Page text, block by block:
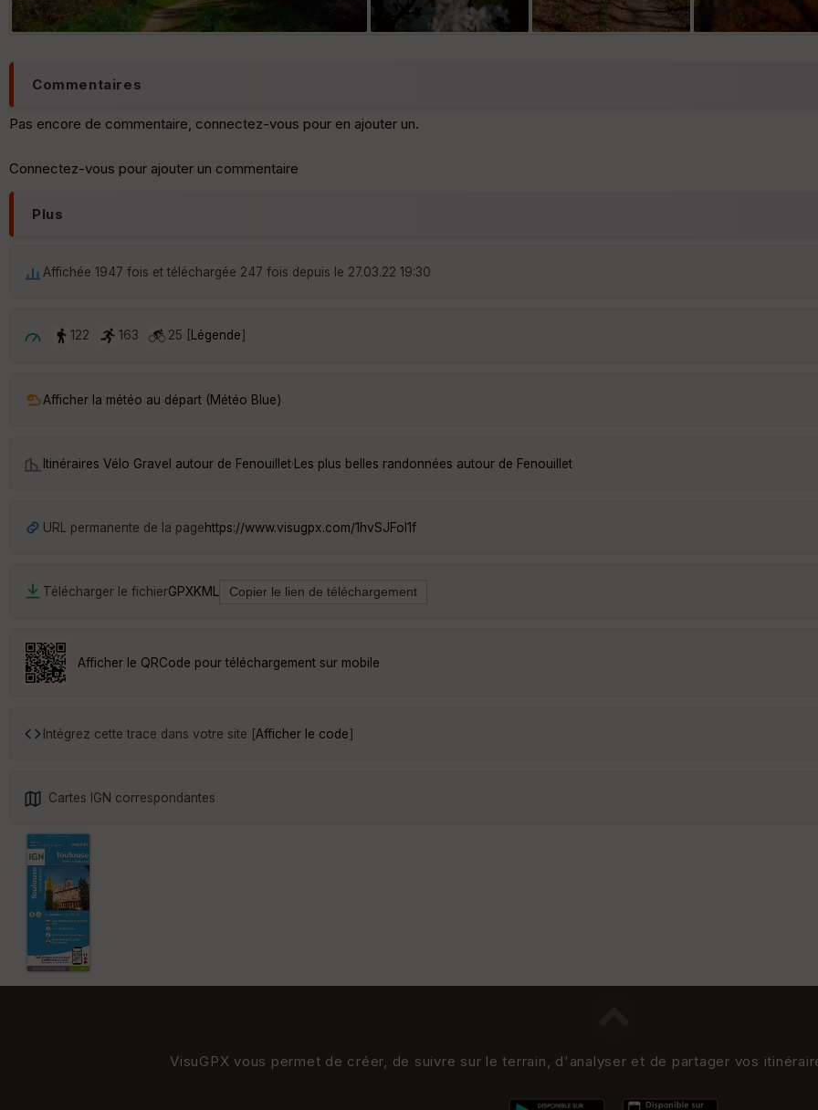
Commentaires
Pas encore de commentaire, connectez-vous pour en ajouter un.
Connectez-vous pour ajouter un commentaire
Plus
Affichée 1947 fois et téléchargée 247 fois depuis le 27.03.22 19:30
122 163 25 [ Légende]
Afficher la météo au départ (Météo Blue)
Itinéraires Vélo Gravel autour de Fenouillet· Les plus belles randonnées autour de Fenouillet
URL permanente de la pagehttps://www.visugpx.com/1hvSJFol1f
Télécharger le fichierGPXKML
Afficher le QRCode pour téléchargement sur mobile
Intégrez cette trace dans votre site [Afficher le code]
Cartes IGN correspondantes
VisuGPX vous permet de créer, de suivre sur le terrain, d'analyser et de partager vos